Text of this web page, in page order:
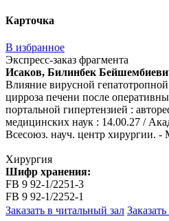
Карточка
В избранное
Экспресс-заказ фрагмента
Исаков, Билинбек
Влияние вирусной
цирроза печени после
портальной гипертензией :
медицинских наук : 14.00.27 /
Всесоюз. науч. центр хирургии. -
Хирургия
Шифр хранения:
FB 9 92-1/2251-3
FB 9 92-1/2252-1
Заказать в читальный зал